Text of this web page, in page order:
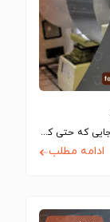
در دنیای دقیق صنایع مکانیکی و تجهیزات صنعتی، جایی که حتی کوچک‌ترین تلرانس‌ها می‌توانند…
ادامه مطلب